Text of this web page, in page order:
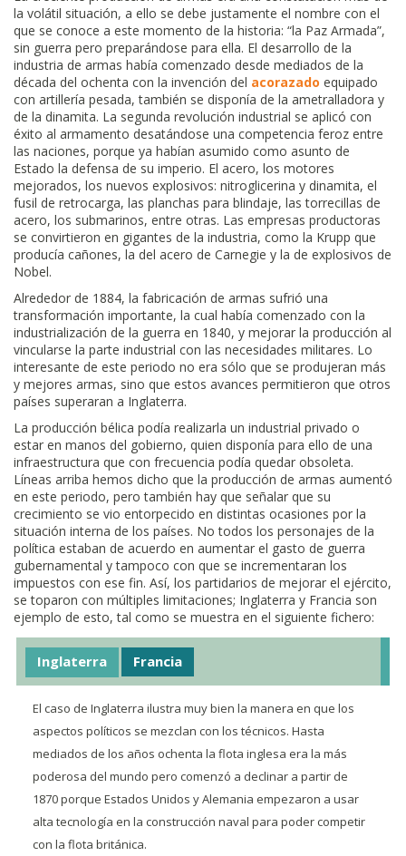
la volátil situación, a ello se debe justamente el nombre con el
que se conoce a este momento de la historia: “la Paz Armada”,
sin guerra pero preparándose para ella. El desarrollo de la
industria de armas había comenzado desde mediados de la
década del ochenta con la invención del acorazado equipado
con artillería pesada, también se disponía de la ametralladora y
de la dinamita. La segunda revolución industrial se aplicó con
éxito al armamento desatándose una competencia feroz entre
las naciones, porque ya habían asumido como asunto de
Estado la defensa de su imperio. El acero, los motores
mejorados, los nuevos explosivos: nitroglicerina y dinamita, el
fusil de retrocarga, las planchas para blindaje, las torrecillas de
acero, los submarinos, entre otras. Las empresas productoras
se convirtieron en gigantes de la industria, como la Krupp que
producía cañones, la del acero de Carnegie y la de explosivos de
Nobel.
Alrededor de 1884, la fabricación de armas sufrió una
transformación importante, la cual había comenzado con la
industrialización de la guerra en 1840, y mejorar la producción al
vincularse la parte industrial con las necesidades militares. Lo
interesante de este periodo no era sólo que se produjeran más
y mejores armas, sino que estos avances permitieron que otros
países superaran a Inglaterra.
La producción bélica podía realizarla un industrial privado o
estar en manos del gobierno, quien disponía para ello de una
infraestructura que con frecuencia podía quedar obsoleta.
Líneas arriba hemos dicho que la producción de armas aumentó
en este periodo, pero también hay que señalar que su
crecimiento se vio entorpecido en distintas ocasiones por la
situación interna de los países. No todos los personajes de la
política estaban de acuerdo en aumentar el gasto de guerra
gubernamental y tampoco con que se incrementaran los
impuestos con ese fin. Así, los partidarios de mejorar el ejército,
se toparon con múltiples limitaciones; Inglaterra y Francia son
ejemplo de esto, tal como se muestra en el siguiente fichero:
Inglaterra Francia
El caso de Inglaterra ilustra muy bien la manera en que los
aspectos políticos se mezclan con los técnicos. Hasta
mediados de los años ochenta la flota inglesa era la más
poderosa del mundo pero comenzó a declinar a partir de
1870 porque Estados Unidos y Alemania empezaron a usar
alta tecnología en la construcción naval para poder competir
con la flota británica.